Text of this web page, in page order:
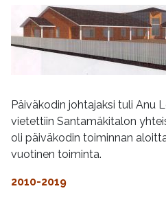
Päiväkodin johtajaksi tuli Anu
vietettiin Santamäkitalon
oli päiväkodin toiminnan
vuotinen toiminta.
2010-2019